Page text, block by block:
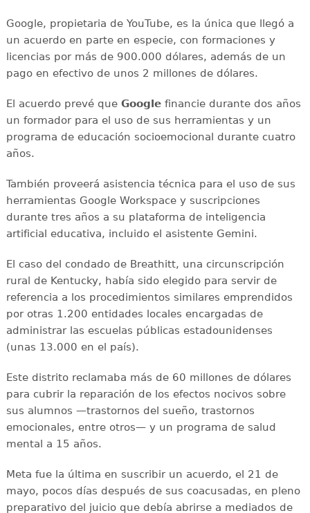
Google, propietaria de YouTube, es la única que llegó a
un acuerdo en parte en especie, con formaciones y
licencias por más de 900.000 dólares, además de un
pago en efectivo de unos 2 millones de dólares.
El acuerdo prevé queGooglefinancie durante dos años
un formador para el uso de sus herramientas y un
programa de educación socioemocional durante cuatro
años.
También proveerá asistencia técnica para el uso de sus
herramientas Google Workspace y suscripciones
durante tres años a su plataforma de inteligencia
artificial educativa, incluido el asistente Gemini.
El caso del condado de Breathitt, una circunscripción
rural de Kentucky, había sido elegido para servir de
referencia a los procedimientos similares emprendidos
por otras 1.200 entidades locales encargadas de
administrar las escuelas públicas estadounidenses
(unas 13.000 en el país).
Este distrito reclamaba más de 60 millones de dólares
para cubrir la reparación de los efectos nocivos sobre
sus alumnos —trastornos del sueño, trastornos
emocionales, entre otros— y un programa de salud
mental a 15 años.
Meta fue la última en suscribir un acuerdo, el 21 de
mayo, pocos días después de sus coacusadas, en pleno
preparativo del juicio que debía abrirse a mediados de